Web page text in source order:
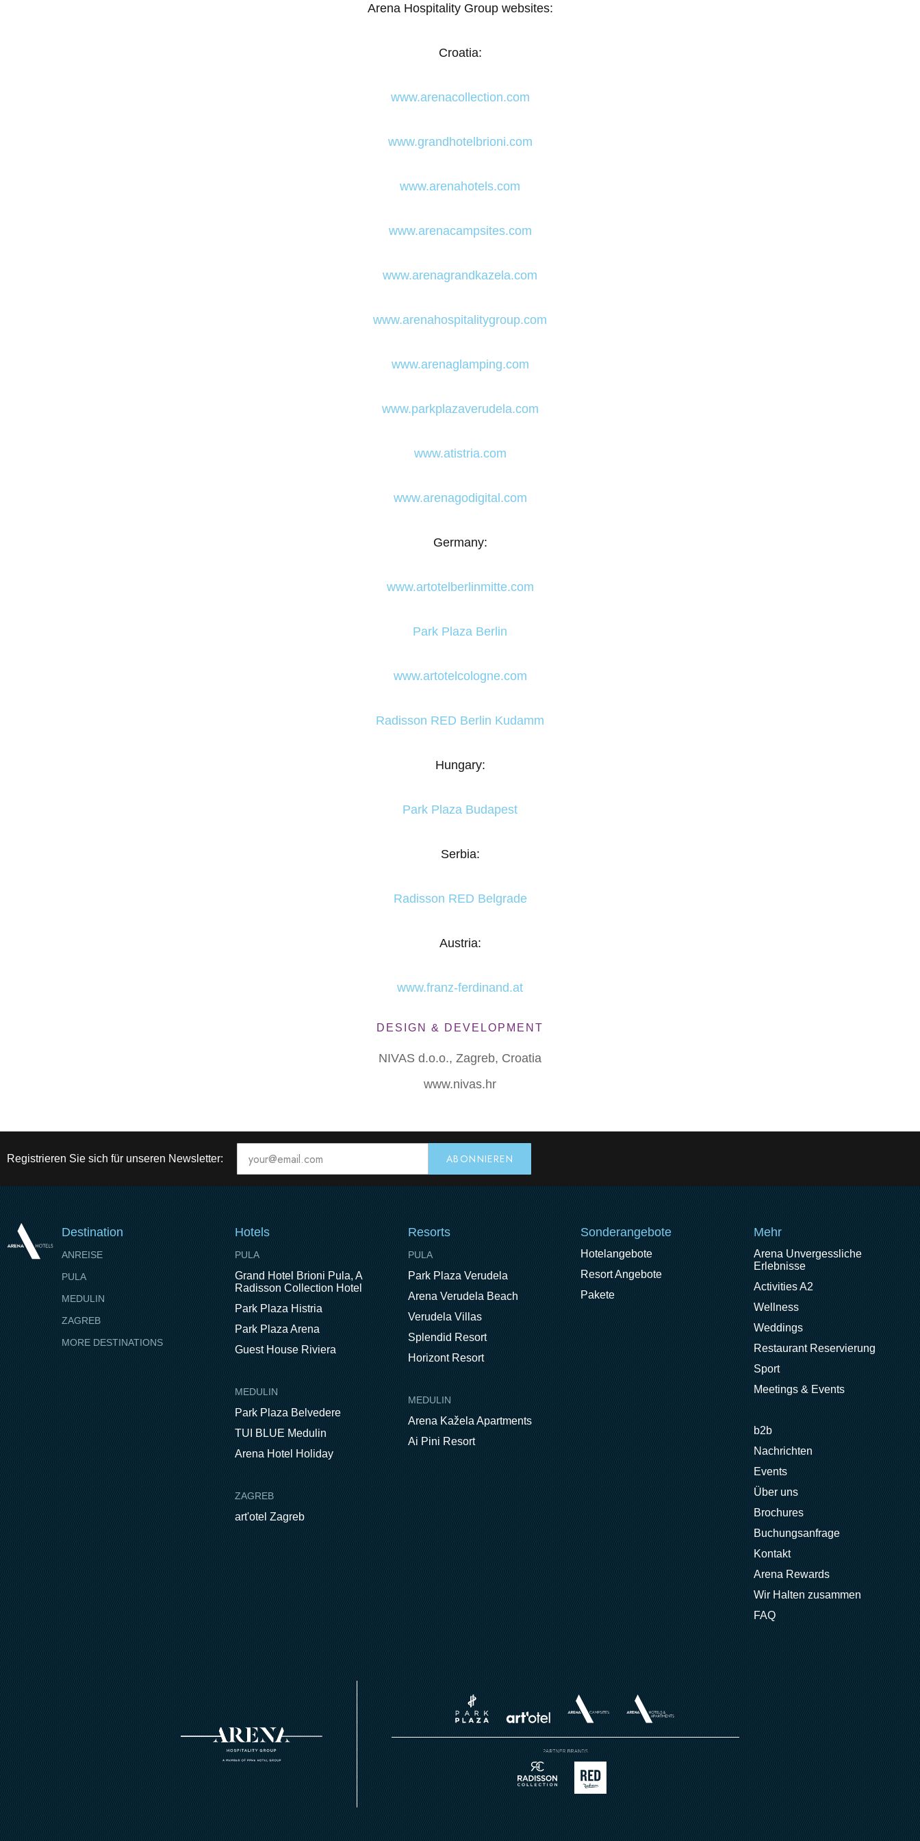
Arena Hospitality Group websites:
Croatia:
www.arenacollection.com
www.grandhotelbrioni.com
www.arenahotels.com
www.arenacampsites.com
www.arenagrandkazela.com
www.arenahospitalitygroup.com
www.arenaglamping.com
www.parkplazaverudela.com
www.atistria.com
www.arenagodigital.com
Germany:
www.artotelberlinmitte.com
Park Plaza Berlin
www.artotelcologne.com
Radisson RED Berlin Kudamm
Hungary:
Park Plaza Budapest
Serbia:
Radisson RED Belgrade
Austria:
www.franz-ferdinand.at
DESIGN & DEVELOPMENT
NIVAS d.o.o., Zagreb, Croatia
www.nivas.hr
Registrieren Sie sich für unseren Newsletter:
Destination
ANREISE
PULA
MEDULIN
ZAGREB
MORE DESTINATIONS
Hotels
PULA
Grand Hotel Brioni Pula, A
Radisson Collection Hotel
Park Plaza Histria
Park Plaza Arena
Guest House Riviera
MEDULIN
Park Plaza Belvedere
TUI BLUE Medulin
Arena Hotel Holiday
ZAGREB
art'otel Zagreb
Resorts
PULA
Park Plaza Verudela
Arena Verudela Beach
Verudela Villas
Splendid Resort
Horizont Resort
MEDULIN
Arena Kažela Apartments
Ai Pini Resort
Sonderangebote
Hotelangebote
Resort Angebote
Pakete
Mehr
Arena Unvergessliche
Erlebnisse
Activities A2
Wellness
Weddings
Restaurant Reservierung
Sport
Meetings & Events
b2b
Nachrichten
Events
Über uns
Brochures
Buchungsanfrage
Kontakt
Arena Rewards
Wir Halten zusammen
FAQ